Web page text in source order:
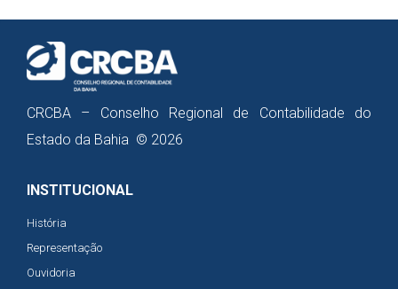
CRCBA – Conselho Regional de Contabilidade do
Estado da Bahia © 2026
INSTITUCIONAL
História
Representação
Ouvidoria